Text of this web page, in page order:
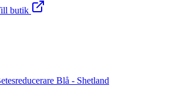
butik
Blå - Shetland